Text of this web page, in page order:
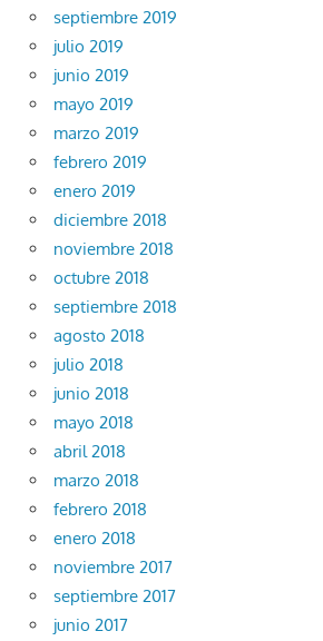
septiembre 2019
julio 2019
junio 2019
mayo 2019
marzo 2019
febrero 2019
enero 2019
diciembre 2018
noviembre 2018
octubre 2018
septiembre 2018
agosto 2018
julio 2018
junio 2018
mayo 2018
abril 2018
marzo 2018
febrero 2018
enero 2018
noviembre 2017
septiembre 2017
junio 2017